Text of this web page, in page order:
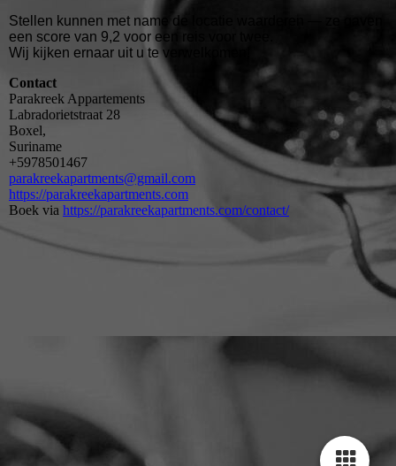
Stellen kunnen met name de locatie waarderen — ze gaven
een score van 9,2 voor een reis voor twee.
Wij kijken ernaar uit u te verwelkomen!
Contact
Parakreek Appartements
Labradorietstraat 28
Boxel,
Suriname
+5978501467
parakreekapartments@gmail.com
https://parakreekapartments.com
Boek via https://parakreekapartments.com/contact/